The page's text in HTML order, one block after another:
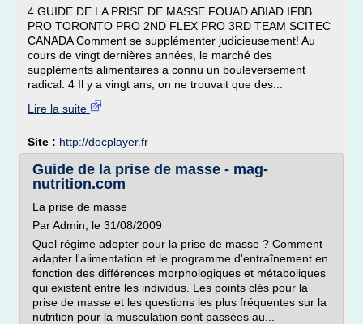
4 GUIDE DE LA PRISE DE MASSE FOUAD ABIAD IFBB
PRO TORONTO PRO 2ND FLEX PRO 3RD TEAM SCITEC
CANADA Comment se supplémenter judicieusement! Au
cours de vingt dernières années, le marché des
suppléments alimentaires a connu un bouleversement
radical. 4 Il y a vingt ans, on ne trouvait que des...
Lire la suite
Site : http://docplayer.fr
Guide de la prise de masse - mag-
nutrition.com
La prise de masse
Par Admin, le 31/08/2009
Quel régime adopter pour la prise de masse ? Comment
adapter l'alimentation et le programme d'entraînement en
fonction des différences morphologiques et métaboliques
qui existent entre les individus. Les points clés pour la
prise de masse et les questions les plus fréquentes sur la
nutrition pour la musculation sont passées au...